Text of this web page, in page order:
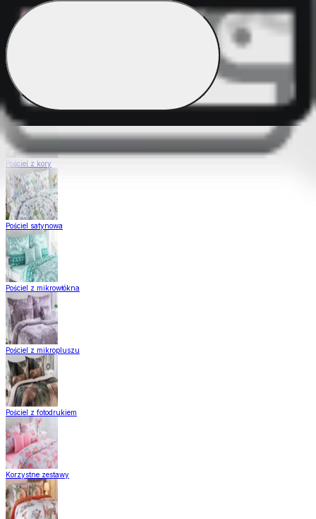
Pościel Dual Feel
Pościel z gładkiej bawełny
Pościel z kory
Pościel satynowa
Pościel z mikrowłókna
Pościel z mikropluszu
Pościel z fotodrukiem
Korzystne zestawy